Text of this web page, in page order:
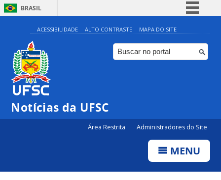
BRASIL
Simplifique!
Comunica BR
Participe
ACESSIBILIDADE ALTO CONTRASTE MAPA DO SITE
Notícias da UFSC
Área Restrita Administradores do Site
MENU